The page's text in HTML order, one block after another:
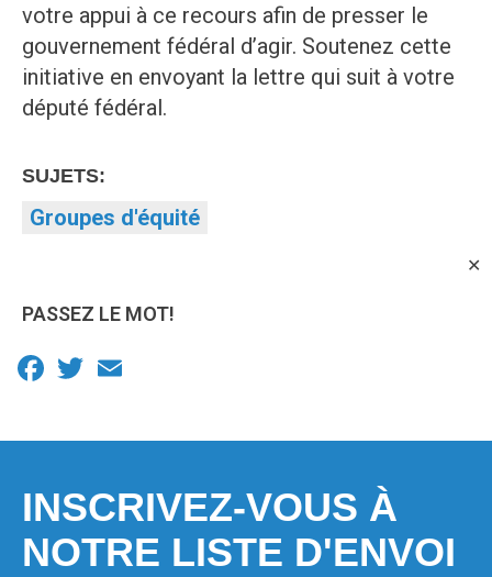
✕
votre appui à ce recours afin de presser le
gouvernement fédéral d’agir. Soutenez cette
initiative en envoyant la lettre qui suit à votre
député fédéral.
SUJETS:
Groupes d'équité
PASSEZ LE MOT!
Facebook
Twitter
INSCRIVEZ-VOUS À
NOTRE LISTE D'ENVOI